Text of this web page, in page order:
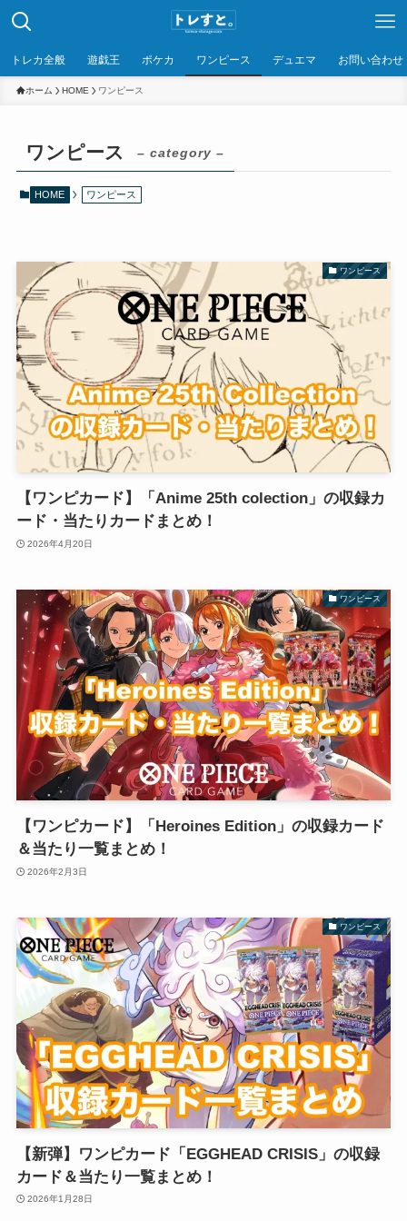
トレカ全般 遊戯王 ポケカ ワンピース デュエマ お問い合わせ
ホーム HOME ワンピース
ワンピース – category –
HOME ワンピース
ワンピース
【ワンピカード】「Anime 25th colection」の収録カ
ード・当たりカードまとめ！
2026年4月20日
ワンピース
【ワンピカード】「Heroines Edition」の収録カード
＆当たり一覧まとめ！
2026年2月3日
ワンピース
【新弾】ワンピカード「EGGHEAD CRISIS」の収録
カード＆当たり一覧まとめ！
2026年1月28日